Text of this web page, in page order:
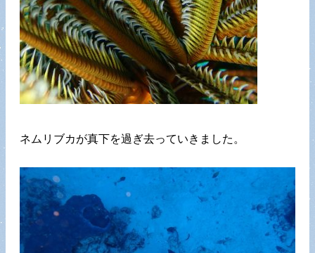
ネムリブカが真下を過ぎ去っていきました。